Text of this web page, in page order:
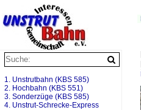
1. Unstrutbahn (KBS 585)
2. Hochbahn (KBS 551)
3. Sonderzüge (KBS 585)
4. Unstrut-Schrecke-Express